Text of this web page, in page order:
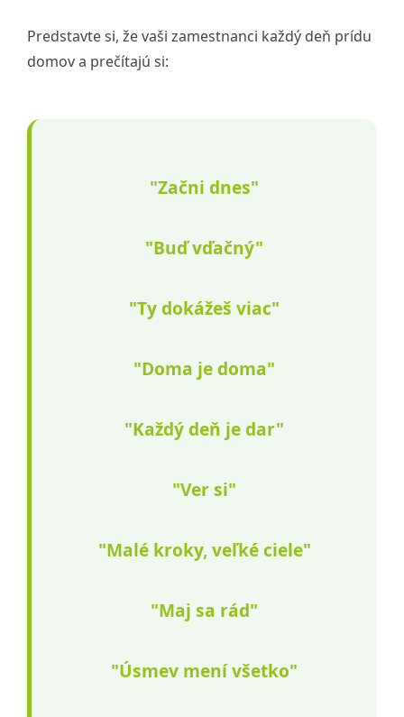
Predstavte si, že vaši zamestnanci každý deň prídu
domov a prečítajú si:
"Začni dnes"
"Buď vďačný"
"Ty dokážeš viac"
"Doma je doma"
"Každý deň je dar"
"Ver si"
"Malé kroky, veľké ciele"
"Maj sa rád"
"Úsmev mení všetko"